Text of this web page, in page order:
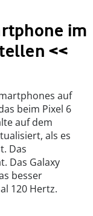
im
<<
auf
beim Pixel 6
auf dem
als es
Das
Das Galaxy
besser
120 Hertz.